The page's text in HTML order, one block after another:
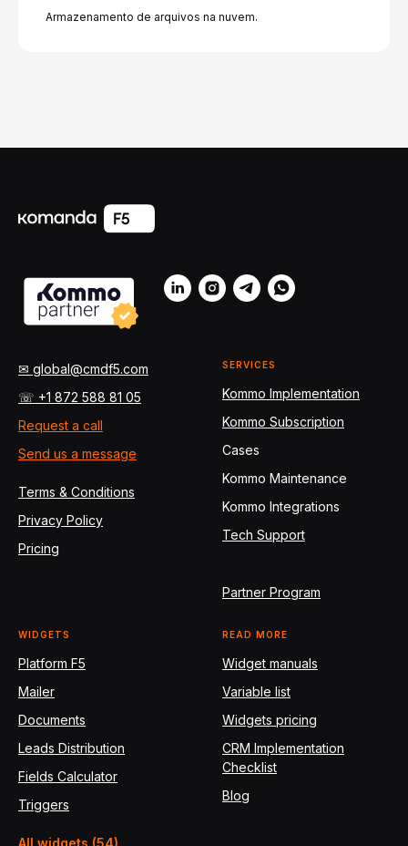
Armazenamento de arquivos na nuvem.
✉ global@cmdf5.com
☏ +1 872 588 81 05
Request a call
Send us a message
Terms & Conditions
Privacy Policy
Pricing
SERVICES
Kommo Implementation
Kommo Subscription
Cases
Kommo Maintenance
Kommo Integrations
Tech Support
Partner Program
WIDGETS
Platform F5
Mailer
Documents
Leads Distribution
Fields Calculator
Triggers
READ MORE
Widget manuals
Variable list
Widgets pricing
CRM Implementation
Checklist
Blog